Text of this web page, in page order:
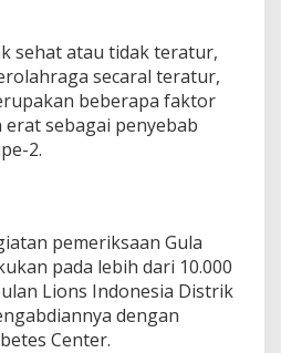
sehat atau tidak teratur,
secaral teratur,
beberapa faktor
sebagai penyebab
2.
pemeriksaan Gula
pada lebih dari 10.000
Lions Indonesia Distrik
dengan
Center.